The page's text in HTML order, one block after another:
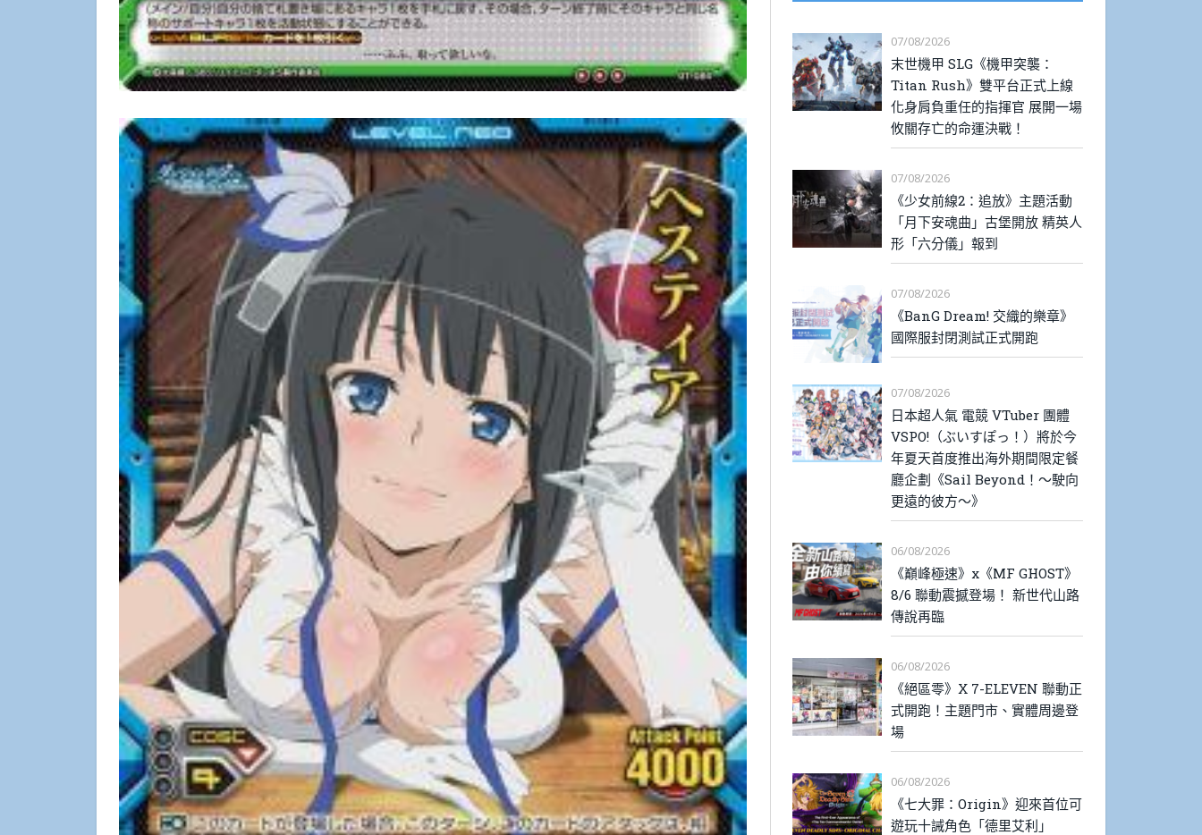
07/08/2026
末世機甲 SLG《機甲突襲：
Titan Rush》雙平台正式上線
化身肩負重任的指揮官 展開一場
攸關存亡的命運決戰！
07/08/2026
《少女前線2：追放》主題活動
「月下安魂曲」古堡開放 精英人
形「六分儀」報到
07/08/2026
《BanG Dream! 交織的樂章》
國際服封閉測試正式開跑
07/08/2026
日本超人氣 電競 VTuber 團體
VSPO!（ぶいすぽっ！）將於今
年夏天首度推出海外期間限定餐
廳企劃《Sail Beyond！～駛向
更遠的彼方～》
06/08/2026
《巔峰極速》x《MF GHOST》
8/6 聯動震撼登場！ 新世代山路
傳說再臨
06/08/2026
《絕區零》X 7-ELEVEN 聯動正
式開跑！主題門市、實體周邊登
場
06/08/2026
《七大罪：Origin》迎來首位可
遊玩十誡角色「德里艾利」